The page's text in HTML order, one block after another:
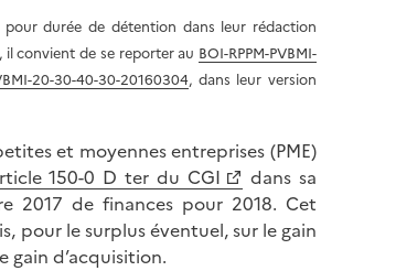
durée de détention dans leur rédaction
il convient de se reporter au BOI-RPPM-PVBMI-
20-30-40-30-20160304, dans leur version
et moyennes entreprises (PME)
150-0 D ter du CGI
dans sa
2017 de finances pour 2018. Cet
pour le surplus éventuel, sur le gain
gain d’acquisition.